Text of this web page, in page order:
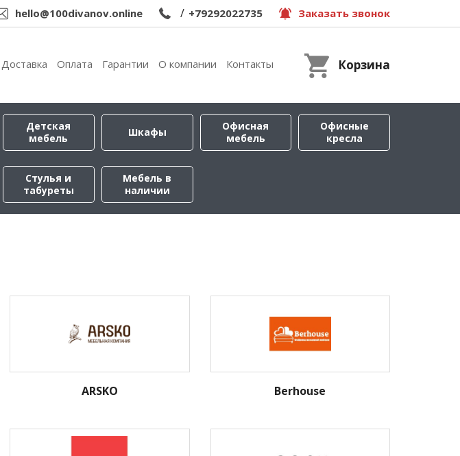
hello@100divanov.online / +79292022735 Заказать звонок
Доставка Оплата Гарантии О компании Контакты Корзина
Детская
мебель
Шкафы
Офисная
мебель
Офисные
кресла
Стулья и
табуреты
Мебель в
наличии
ARSKO Berhouse